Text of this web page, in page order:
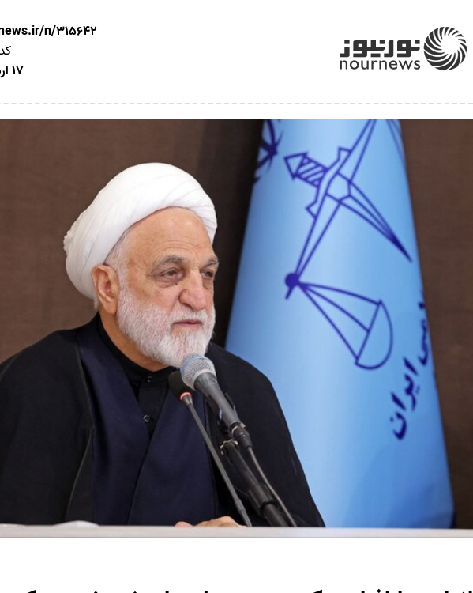
n/315642
17 اردیبهشت 1405